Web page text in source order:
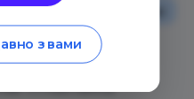
в Україні
только
з вами